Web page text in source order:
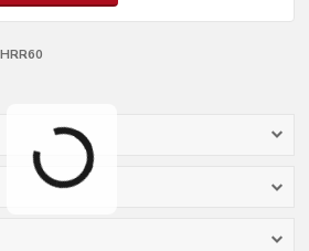
HRR60